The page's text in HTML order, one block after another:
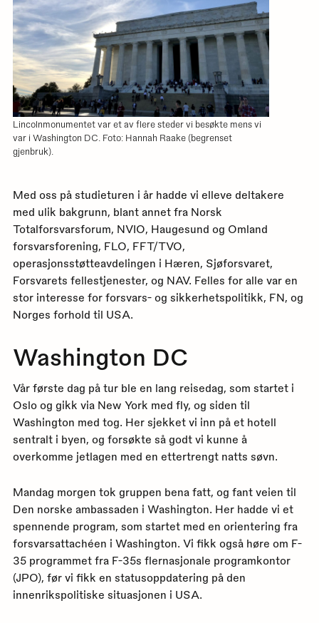
Lincolnmonumentet var et av flere steder vi besøkte mens vi
var i Washington DC. Foto: Hannah Raake (begrenset
gjenbruk).
Med oss på studieturen i år hadde vi elleve deltakere
med ulik bakgrunn, blant annet fra Norsk
Totalforsvarsforum, NVIO, Haugesund og Omland
forsvarsforening, FLO, FFT/TVO,
operasjonsstøtteavdelingen i Hæren, Sjøforsvaret,
Forsvarets fellestjenester, og NAV. Felles for alle var en
stor interesse for forsvars- og sikkerhetspolitikk, FN, og
Norges forhold til USA.
Washington DC
Vår første dag på tur ble en lang reisedag, som startet i
Oslo og gikk via New York med fly, og siden til
Washington med tog. Her sjekket vi inn på et hotell
sentralt i byen, og forsøkte så godt vi kunne å
overkomme jetlagen med en ettertrengt natts søvn.
Mandag morgen tok gruppen bena fatt, og fant veien til
Den norske ambassaden i Washington. Her hadde vi et
spennende program, som startet med en orientering fra
forsvarsattachéen i Washington. Vi fikk også høre om F-
35 programmet fra F-35s flernasjonale programkontor
(JPO), før vi fikk en statusoppdatering på den
innenrikspolitiske situasjonen i USA.